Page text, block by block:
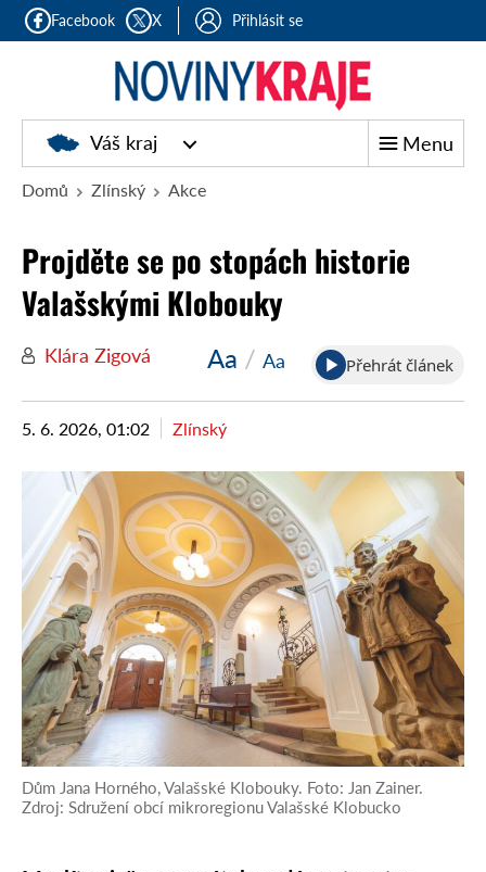
Facebook X Přihlásit se
Noviny
kraje
Váš kraj Menu
Domů Zlínský Akce
Projděte se po stopách historie
Valašskými Klobouky
Klára Zigová Aa / Aa Přehrát článek
5. 6. 2026, 01:02 Zlínský
Dům Jana Horného, Valašské Klobouky. Foto: Jan Zainer.
Zdroj: Sdružení obcí mikroregionu Valašské Klobucko